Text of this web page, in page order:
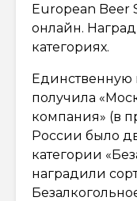
European Beer
онлайн.
категориях.
Единственную
получила
компания» (в
России было
категории
наградили